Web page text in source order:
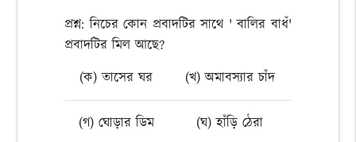
প্রশ্ন: নিচের কোন প্রবাদটির সাথে ' বালির বাধঁ'
প্রবাদটির মিল আছে?
(ক) তাসের ঘর
(খ) অমাবস্যার চাঁদ
(গ) ঘোড়ার ডিম (ঘ) হাঁড়ি ঠেরা